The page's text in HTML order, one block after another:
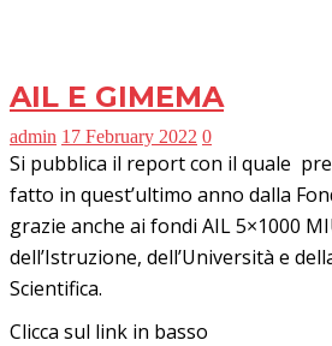
AIL E GIMEMA
admin 17 February 2022 0
Si pubblica il report con il quale
fatto in quest’ultimo anno dalla
grazie anche ai fondi AIL 5×1000
dell’Istruzione, dell’Università e
Scientifica.
Clicca sul link in basso